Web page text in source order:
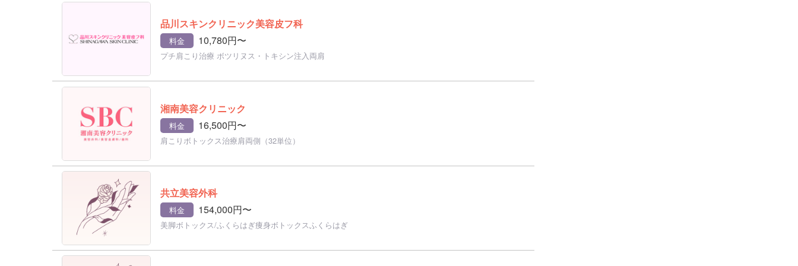
品川スキンクリニック美容皮フ科
料金 10,780円〜
プチ肩こり治療 ボツリヌス・トキシン注入両肩
湘南美容クリニック
料金 16,500円〜
肩こりボトックス治療肩両側（32単位）
共立美容外科
料金 154,000円〜
美脚ボトックス/ふくらはぎ痩身ボトックスふくらはぎ